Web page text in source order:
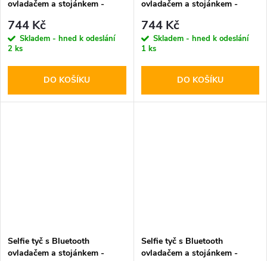
ovladačem a stojánkem -
Stick Tripod White
744 Kč
Skladem - hned k odeslání
2 ks
DO KOŠÍKU
ovladačem a stojánkem -
Selfie Stick Tripod
744 Kč
Skladem - hned k odeslání
1 ks
DO KOŠÍKU
Selfie tyč s Bluetooth
ovladačem a stojánkem -
Selfie tyč s Bluetooth
ovladačem a stojánkem -